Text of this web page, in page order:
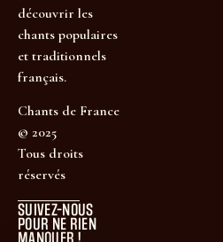
découvrir les
chants populaires
et traditionnels
français.
Chants de France
© 2025
Tous droits
réservés
SUIVEZ-NOUS
POUR NE RIEN